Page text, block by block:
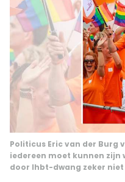
Politicus Eric van der Burg
iedereen moet kunnen zijn
door lhbt-dwang zeker